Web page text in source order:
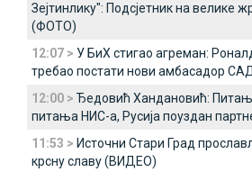
Зејтинлику": Подсјетник на велике
(ФОТО)
12:07 > У БиХ стигао агреман:
требао постати нови амбасадор
12:00 > Ђедовић Хандановић:
питања НИС-а, Русија поуздан
11:53 > Источни Стари Град
крсну славу (ВИДЕО)